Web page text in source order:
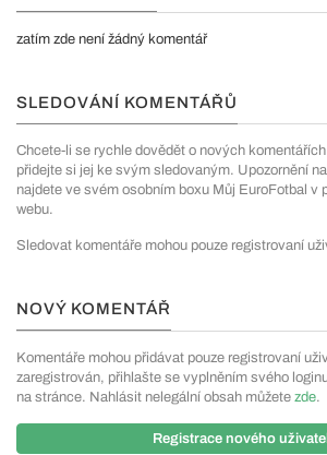
zatím zde není žádný komentář
SLEDOVÁNÍ KOMENTÁŘŮ
Chcete-li se rychle dovědět o nových
přidejte si jej ke svým sledovaným. Upozornění
najdete ve svém osobním boxu Můj EuroFotbal v
webu.
Sledovat komentáře mohou pouze registrovaní
NOVÝ KOMENTÁŘ
Komentáře mohou přidávat pouze registrovaní
zaregistrován, přihlašte se vyplněním svého
na stránce. Nahlásit nelegální obsah můžete zde.
Registrace nového